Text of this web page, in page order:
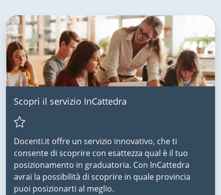
Scopri il servizio InCattedra
Docenti.it offre un servizio innovativo, che ti
consente di scoprire con esattezza qual è il tuo
posizionamento in graduatoria. Con InCattedra
avrai la possibilità di scoprire in quale provincia
puoi posizionarti al meglio.